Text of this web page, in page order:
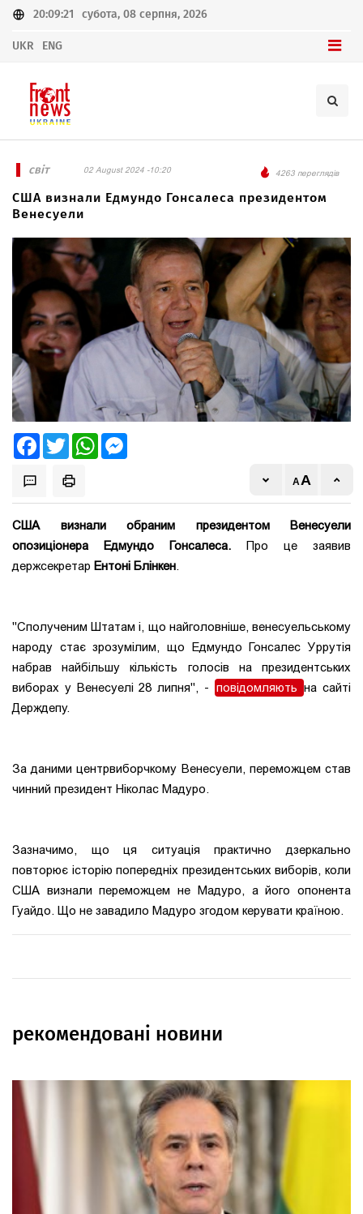
20:09:21 субота, 08 серпня, 2026
UKR ENG
світ 02 August 2024 -10:20 4263 переглядів
США визнали Едмундо Гонсалеса президентом
Венесуели
FacebookTwitter WhatsApp
США визнали обраним президентом Венесуели
опозиціонера Едмундо Гонсалеса. Про це заявив
держсекретар Ентоні Блінкен.
"Сполученим Штатам і, що найголовніше, венесуельському
народу стає зрозумілим, що Едмундо Гонсалес Уррутія
набрав найбільшу кількість голосів на президентських
виборах у Венесуелі 28 липня", - повідомляють на сайті
Держдепу.
За даними центрвиборчкому Венесуели, переможцем став
чинний президент Ніколас Мадуро.
Зазначимо, що ця ситуація практично дзеркально
повторює історію попередніх президентських виборів, коли
США визнали переможцем не Мадуро, а його опонента
Гуайдо. Що не завадило Мадуро згодом керувати країною.
рекомендовані новини